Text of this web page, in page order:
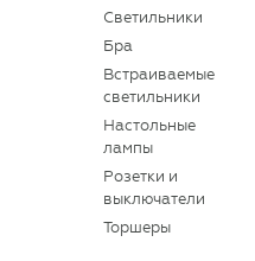
Светильники
Бра
Встраиваемые
светильники
Настольные
лампы
Розетки и
выключатели
Торшеры